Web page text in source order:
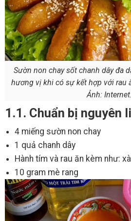
Sườn non chay sốt chanh dây đa
hương vị khi có sự kết hợp với rau
Ảnh: Internet.
1.1. Chuẩn bị nguyên
4 miếng sườn non chay
1 quả chanh dây
Hành tím và rau ăn kèm như:
10 gram mè rang